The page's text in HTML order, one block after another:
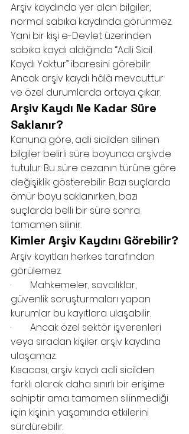
Arşiv kaydında yer alan bilgiler,
normal sabıka kaydında görünmez.
Yani bir kişi e-Devlet üzerinden
sabıka kaydı aldığında “Adli Sicil
Kaydı Yoktur” ibaresini görebilir.
Ancak arşiv kaydı hâlâ mevcuttur
ve özel durumlarda ortaya çıkar.
Arşiv Kaydı Ne Kadar Süre
Saklanır?
Kanuna göre, adli sicilden silinen
bilgiler belirli süre boyunca arşivde
tutulur. Bu süre cezanın türüne göre
değişiklik gösterebilir. Bazı suçlarda
ömür boyu saklanırken, bazı
suçlarda belli bir süre sonra
tamamen silinir.
Kimler Arşiv Kaydını Görebilir?
Arşiv kayıtları herkes tarafından
görülemez.
·        Mahkemeler, savcılıklar,
güvenlik soruşturmaları yapan
kurumlar bu kayıtlara ulaşabilir.
·        Ancak özel sektör işverenleri
veya sıradan kişiler arşiv kaydına
ulaşamaz.
Kısacası, arşiv kaydı adli sicilden
farklı olarak daha sınırlı bir erişime
sahiptir ama tamamen silinmediği
için kişinin yaşamında etkilerini
sürdürebilir.